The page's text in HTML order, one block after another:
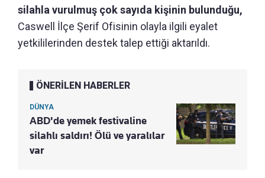
silahla vurulmuş çok sayıda kişinin bulunduğu,
Caswell İlçe Şerif Ofisinin olayla ilgili eyalet
yetkililerinden destek talep ettiği aktarıldı.
ÖNERİLEN HABERLER
DÜNYA
ABD'de yemek festivaline
silahlı saldırı! Ölü ve yaralılar
var